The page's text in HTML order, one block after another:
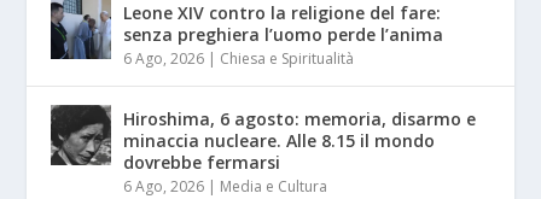
Leone XIV contro la religione del fare:
senza preghiera l’uomo perde l’anima
6 Ago, 2026 | Chiesa e Spiritualità
Hiroshima, 6 agosto: memoria, disarmo e
minaccia nucleare. Alle 8.15 il mondo
dovrebbe fermarsi
6 Ago, 2026 | Media e Cultura